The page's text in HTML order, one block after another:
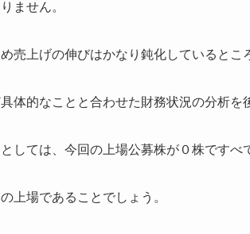
ません。
売上げの伸びはかなり鈍化しているとこ
体的なことと合わせた財務状況の分析を
しては、今回の上場公募株が０株ですべ
上場であることでしょう。